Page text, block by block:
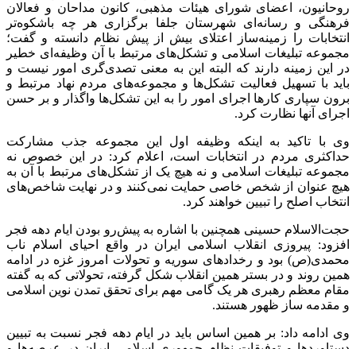
روحانیون، اعضای شورای هیئات مذهبی، کانون مداحان و فعالان
فرهنگی و رسانه‌ای شهرستان جلفا برگزاری هر چه باشکوه‌تر
انتخابات را زمینه‌ساز اعتلای بیش از پیش نظام دانسته و گفت؛
مجموعه تبلیغات اسلامی و تشکل‌های مرتبط با آن وظیفه‌ای خطیر
در این زمینه دارند که البته این به معنی تصدی‌گری امور نیست و
باید با تسهیل فعالیت تشکل‌ها و مجموعه‌های مردم نهاد مرتبط و
برون سپاری کارها اجرای امور را به این تشکل‌ها واگذار و بر حسن
اجرای آنها نظارت کرد.
وی با تاکید به اینکه وظیفه اول این مجموعه جذب مشارکت
حداکثری مردم در انتخابات است، اعلام کرد: در این خصوص نه
مجموعه تبلیغات اسلامی و نه هیچ یک از تشکل‌های مرتبط با آن به
هیچ عنوان از شخص خاصی حمایت نمی‌کنند و در نهایت شاخص‌های
انتخاب اصلح را تبیین خواهند کرد.
حجت‌الاسلام حسینی همچنین با اشاره به پیش‌رو بودن ایام دهه فجر
افزود: پیروزی انقلاب اسلامی ایران در واقع احیای اسلام ناب
محمدی(ص) بود و رخدادهای سوریه و تحولات امروز غزه در ادامه
همین روند و در بستر همین انقلاب شکل گرفته، تحولاتی که به گفته
مقام معظم رهبری هر یک گامی مهم برای تحقق تمدن نوین اسلامی
و مقدمه ساز ظهور هستند.
وی ادامه داد: بر همین اساس باید در ایام دهه فجر نسبت به تبیین